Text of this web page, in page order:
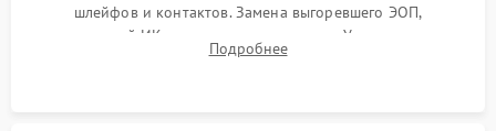
шлейфов и контактов. Замена выгоревшего ЭОП,
неисправной ИК-подсветки или матрицы. Ультразвуковая
очистка плат и удаление загрязнений с линз объектива и
Подробнее